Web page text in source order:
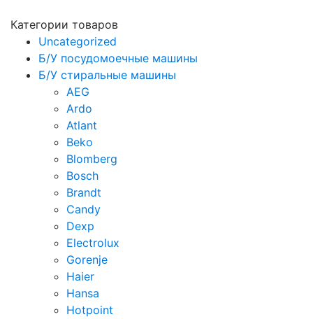
Категории товаров
Uncategorized
Б/У посудомоечные машины
Б/У стиральные машины
AEG
Ardo
Atlant
Beko
Blomberg
Bosch
Brandt
Candy
Dexp
Electrolux
Gorenje
Haier
Hansa
Hotpoint